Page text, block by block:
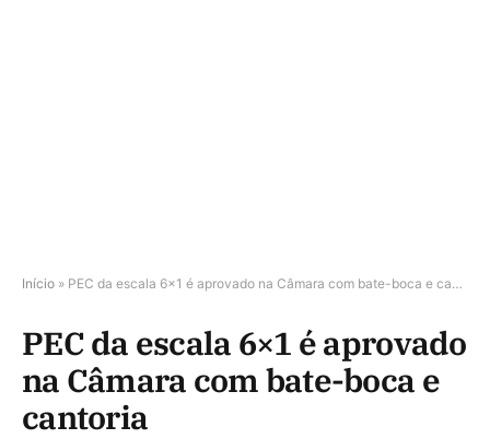
Início » PEC da escala 6×1 é aprovado na Câmara com bate-boca e cantoria
PEC da escala 6×1 é aprovado
na Câmara com bate-boca e
cantoria